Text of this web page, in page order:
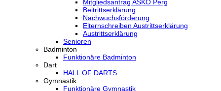
Mitgliedsantrag ASKÖ Perg
Beitrittserklärung
Nachwuchsförderung
Elternschreiben Austrittserklärung
Austrittserklärung
Senioren
Badminton
Funktionäre Badminton
Dart
HALL OF DARTS
Gymnastik
Funktionäre Gymnastik